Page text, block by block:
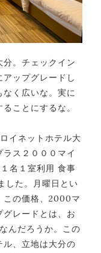
。チェックイン
ップグレードし
く広いな。実に
ことにするな。
イネットホテル大
ス２０００マイ
名１室利用 食事
した。月曜日とい
この価格、2000マ
レードとは、お
んだろうか。この
、立地は大分の